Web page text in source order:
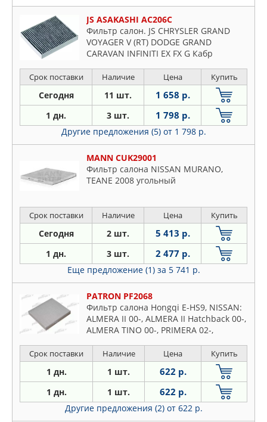
JS ASAKASHI AC206C
Фильтр салон. JS CHRYSLER GRAND
VOYAGER V (RT) DODGE GRAND
CARAVAN INFINITI EX FX G Кабр
Срок поставки Наличие Цена Купить
Сегодня 11 шт. 1 658 р.
1 дн. 3 шт. 1 798 р.
Другие предложения (5) от 1 798 р.
MANN CUK29001
Фильтр салона NISSAN MURANO,
TEANE 2008 угольный
Срок поставки Наличие Цена Купить
Сегодня 2 шт. 5 413 р.
1 дн. 3 шт. 2 477 р.
Еще предложение (1) за 5 741 р.
PATRON PF2068
Фильтр салона Hongqi E-HS9, NISSAN:
ALMERA II 00-, ALMERA II Hatchback 00-,
ALMERA TINO 00-, PRIMERA 02-,
универсал 02-
Срок поставки Наличие Цена Купить
1 дн. 1 шт. 622 р.
1 дн. 1 шт. 622 р.
Другие предложения (2) от 622 р.